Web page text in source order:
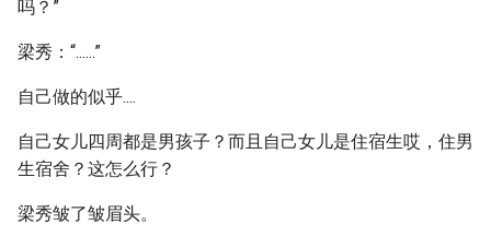
吗？”
梁秀：“......”
自己做的似乎....
自己女儿四周都是男孩子？而且自己女儿是住宿生哎，住男
生宿舍？这怎么行？
梁秀皱了皱眉头。